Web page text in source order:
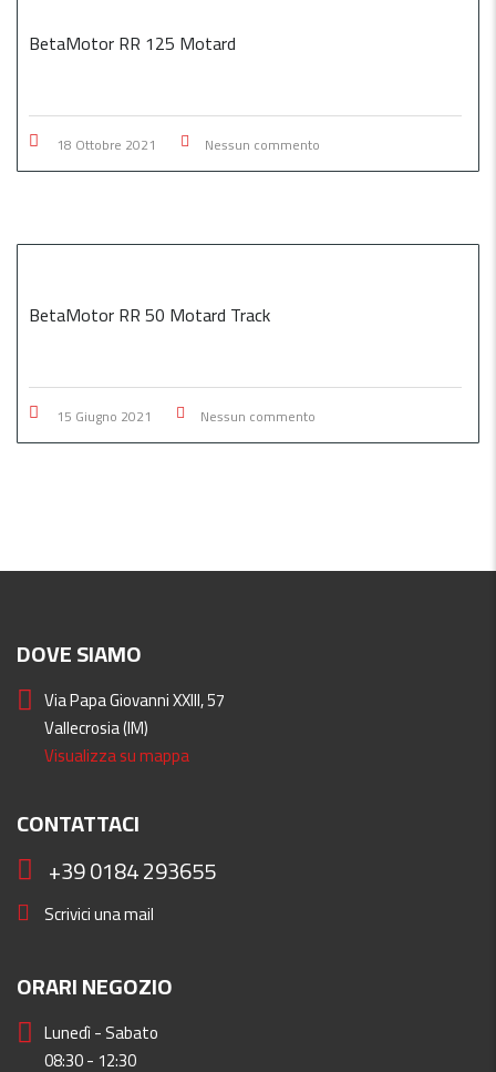
BetaMotor RR 125 Motard
18 Ottobre 2021 Nessun commento
BetaMotor RR 50 Motard Track
15 Giugno 2021 Nessun commento
DOVE SIAMO
Via Papa Giovanni XXIII, 57
Vallecrosia (IM)
Visualizza su mappa
CONTATTACI
+39 0184 293655
Scrivici una mail
ORARI NEGOZIO
Lunedì - Sabato
08:30 - 12:30